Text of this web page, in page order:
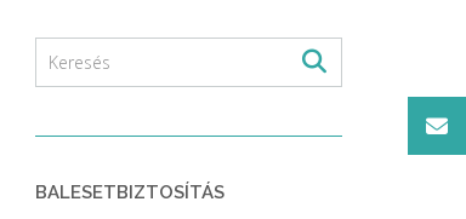
BALESETBIZTOSÍTÁS